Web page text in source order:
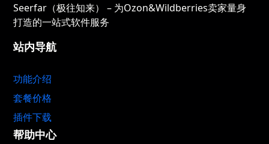
Seerfar（极往知来） – 为Ozon&Wildberries卖家量身
打造的一站式软件服务
站内导航
功能介绍
套餐价格
插件下载
帮助中心